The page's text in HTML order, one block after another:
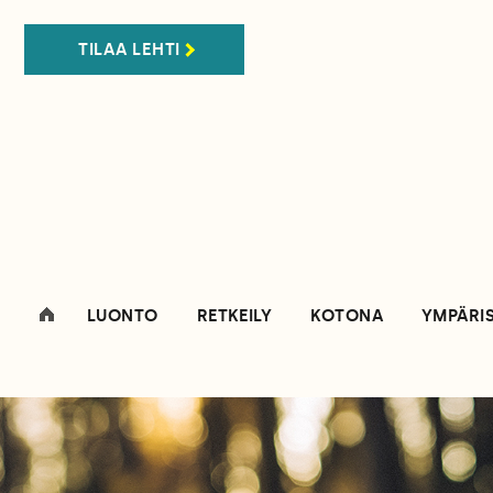
TILAA LEHTI
LUONTO RETKEILY KOTONA